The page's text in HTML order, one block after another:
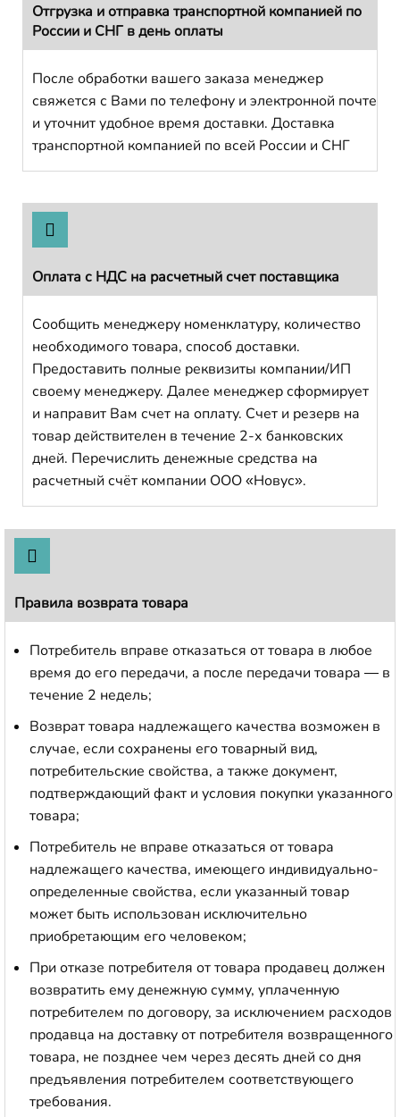
Отгрузка и отправка транспортной компанией по
России и СНГ в день оплаты
После обработки вашего заказа менеджер
свяжется с Вами по телефону и электронной почте
и уточнит удобное время доставки. Доставка
транспортной компанией по всей России и СНГ
Оплата с НДС на расчетный счет поставщика
Сообщить менеджеру номенклатуру, количество
необходимого товара, способ доставки.
Предоставить полные реквизиты компании/ИП
своему менеджеру. Далее менеджер сформирует
и направит Вам счет на оплату. Счет и резерв на
товар действителен в течение 2-х банковских
дней. Перечислить денежные средства на
расчетный счёт компании ООО «Новус».
Правила возврата товара
Потребитель вправе отказаться от товара в любое
время до его передачи, а после передачи товара — в
течение 2 недель;
Возврат товара надлежащего качества возможен в
случае, если сохранены его товарный вид,
потребительские свойства, а также документ,
подтверждающий факт и условия покупки указанного
товара;
Потребитель не вправе отказаться от товара
надлежащего качества, имеющего индивидуально-
определенные свойства, если указанный товар
может быть использован исключительно
приобретающим его человеком;
При отказе потребителя от товара продавец должен
возвратить ему денежную сумму, уплаченную
потребителем по договору, за исключением расходов
продавца на доставку от потребителя возвращенного
товара, не позднее чем через десять дней со дня
предъявления потребителем соответствующего
требования.